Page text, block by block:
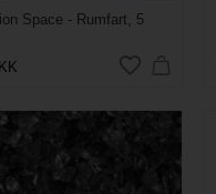
Space - Rumfart, 5